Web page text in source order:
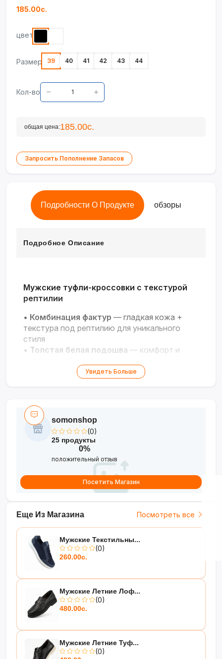
185.00с.
цвет
Размер 39 40 41 42 43 44
Кол-во
общая цена:185.00с.
Запросить Пополнение Запасов
Подробности О Продукте обзоры
Подробное Описание
Мужские туфли-кроссовки с текстурой
рептилии
• Комбинация фактур — гладкая кожа +
текстура под рептилию для уникального
стиля
• Толстая белая подошва — комфорт и
Классическая шнуровка— удобная
универсальность для повседневного образа
• Современный силуэт
джинсам, чиносам, шортам
Элегантность и комфорт в современном
городском стиле!
Увидеть Больше
Еще Из Магазина Посмотреть все
Мужские Текстильны...
(0)
260.00с.
Мужские Летние Лоф...
(0)
480.00с.
Мужские Летние Туф...
(0)
somonshop
(0)
25 продукты
0%
положительный отзыв
Посетить Магазин